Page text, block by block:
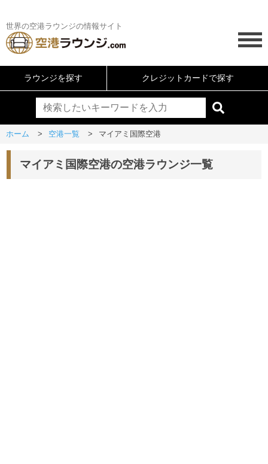
世界の空港ラウンジの情報サイト
ラウンジを探す クレジットカードで探す
ホーム 空港一覧 マイアミ国際空港
マイアミ国際空港の空港ラウンジ一覧